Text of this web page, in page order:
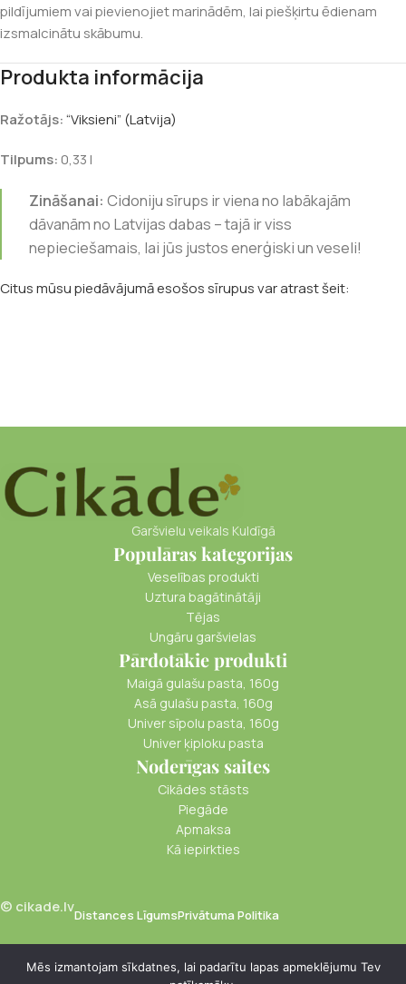
pildījumiem vai pievienojiet marinādēm, lai piešķirtu ēdienam
izsmalcinātu skābumu.
Produkta informācija
Ražotājs:“Viksieni” (Latvija)
Tilpums:0,33 l
Zināšanai: Cidoniju sīrups ir viena no labākajām
dāvanām no Latvijas dabas – tajā ir viss
nepieciešamais, lai jūs justos enerģiski un veseli!
Citus mūsu piedāvājumā esošos sīrupus var atrast šeit:
Garšvielu veikals Kuldīgā
Populāras kategorijas
Veselības produkti
Uztura bagātinātāji
Tējas
Ungāru garšvielas
Pārdotākie produkti
Maigā gulašu pasta, 160g
Asā gulašu pasta, 160g
Univer sīpolu pasta, 160g
Univer ķiploku pasta
Noderīgas saites
Cikādes stāsts
Piegāde
Apmaksa
Kā iepirkties
© cikade.lvDistances LīgumsPrivātuma Politika
Mēs izmantojam sīkdatnes, lai padarītu lapas apmeklējumu Tev